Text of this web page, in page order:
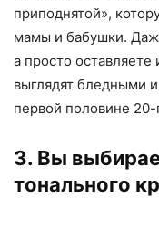
приподнятой»,
мамы и бабушки.
а просто оставляете
выглядят бледными
первой половине
3. Вы
тонального